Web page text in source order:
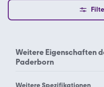
Weitere Eigenschaften
Paderborn